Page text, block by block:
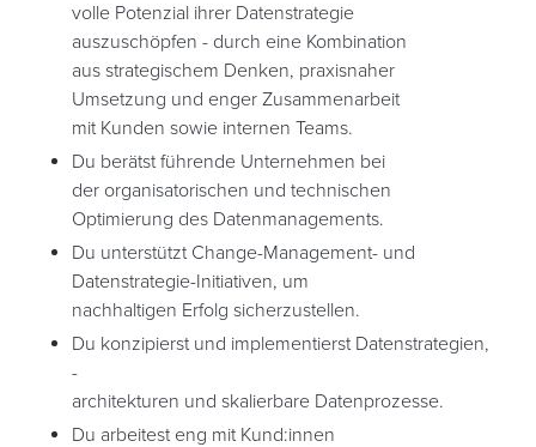
volle Potenzial ihrer Datenstrategie
auszuschöpfen - durch eine Kombination
aus strategischem Denken, praxisnaher
Umsetzung und enger Zusammenarbeit
mit Kunden sowie internen Teams.
Du berätst führende Unternehmen bei
der organisatorischen und technischen
Optimierung des Datenmanagements.
Du unterstützt Change-Management- und
Datenstrategie-Initiativen, um
nachhaltigen Erfolg sicherzustellen.
Du konzipierst und implementierst Datenstrategien,
-
architekturen und skalierbare Datenprozesse.
Du arbeitest eng mit Kund:innen